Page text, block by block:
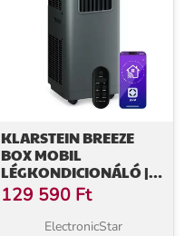
KLARSTEIN BREEZE
BOX MOBIL
LÉGKONDICIONÁLÓ |
11000 BTU | 32 CM | 51
M² | A ENERGIAOSZTÁLY
129 590 Ft
ElectronicStar